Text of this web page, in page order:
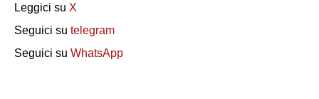
Leggici su X
Seguici su telegram
Seguici su WhatsApp